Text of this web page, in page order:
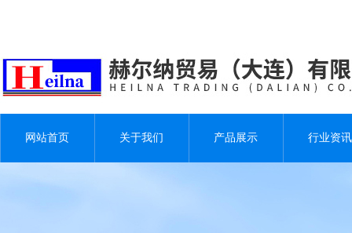
网站首页 关于我们 产品展示 行业资讯